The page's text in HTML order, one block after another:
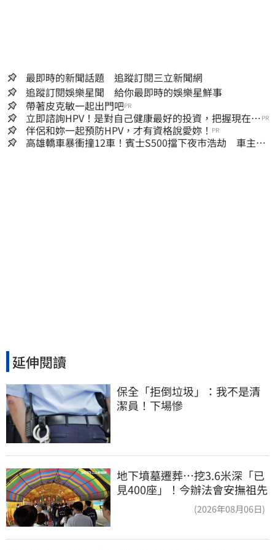
最即時的新聞話題 追蹤訂閱三立新聞網
追蹤訂閱娛樂星聞 給你最即時的娛樂星鮮事
帶著皮克敏一起出門吧PR
立即諮詢HPV！是對自己健康最好的投資，把握現在不
嫌晚！
PR
伴侶和妳一起預防HPV，才有資格說愛妳！ PR
高雄轎車暴衝撞12車！賓士S500擋下夜市浩劫 車主大
延伸閱讀
保全「拒倒垃圾」：我不是清
潔員！下場慘
地下墳墓遷葬…挖3.6米深「已
見400座」！今辦法會安撫祖先
(2026年08月06日)